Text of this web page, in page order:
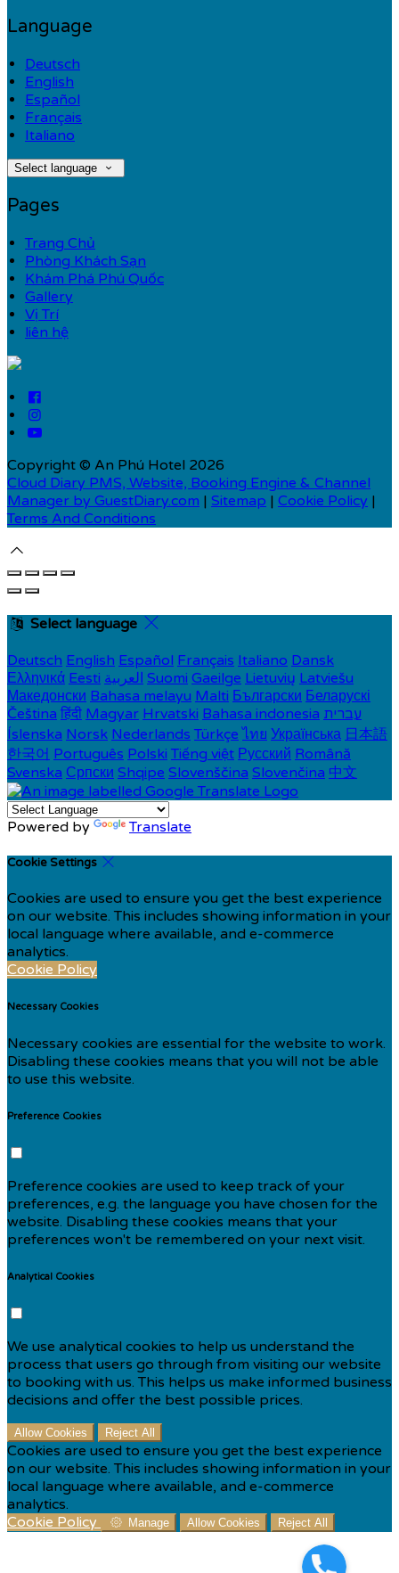
Language
Deutsch
English
Español
Français
Italiano
Select language
Pages
Trang Chủ
Phòng Khách Sạn
Khám Phá Phú Quốc
Gallery
Vị Trí
liên hệ
Copyright © An Phú Hotel 2026
Cloud Diary PMS, Website, Booking Engine & Channel
Manager by GuestDiary.com | Sitemap | Cookie Policy |
Terms And Conditions
Select language
Deutsch English Español Français Italiano Dansk
Ελληνικά Eesti العربية Suomi Gaeilge Lietuvių Latviešu
Македонски Bahasa melayu Malti Български Беларускі
Čeština हिंदी Magyar Hrvatski Bahasa indonesia עברית
Íslenska Norsk Nederlands Türkçe ไทย Українська 日本語
한국어 Português Polski Tiếng việt Русский Română
Svenska Српски Shqipe Slovenščina Slovenčina 中文
Powered by Translate
Cookie Settings
Cookies are used to ensure you get the best experience
on our website. This includes showing information in your
local language where available, and e-commerce
analytics.
Cookie Policy
Necessary Cookies
Necessary cookies are essential for the website to work.
Disabling these cookies means that you will not be able
to use this website.
Preference Cookies
Preference cookies are used to keep track of your
preferences, e.g. the language you have chosen for the
website. Disabling these cookies means that your
preferences won't be remembered on your next visit.
Analytical Cookies
We use analytical cookies to help us understand the
process that users go through from visiting our website
to booking with us. This helps us make informed business
decisions and offer the best possible prices.
Allow Cookies Reject All
Cookies are used to ensure you get the best experience
on our website. This includes showing information in your
local language where available, and e-commerce
analytics.
Cookie Policy
Manage Allow Cookies Reject All